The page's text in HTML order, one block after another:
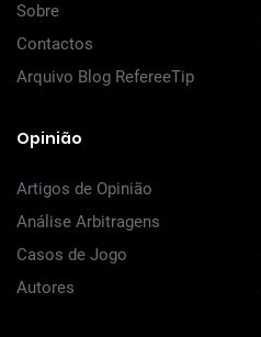
Sobre
Contactos
Arquivo Blog RefereeTip
Opinião
Artigos de Opinião
Análise Arbitragens
Casos de Jogo
Autores